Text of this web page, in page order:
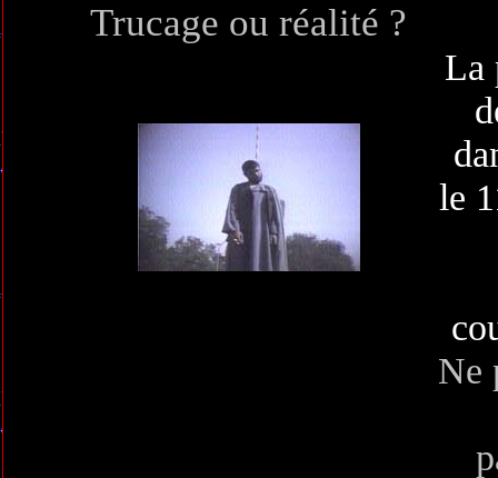
Trucage ou réalité ?
La
le
Ne